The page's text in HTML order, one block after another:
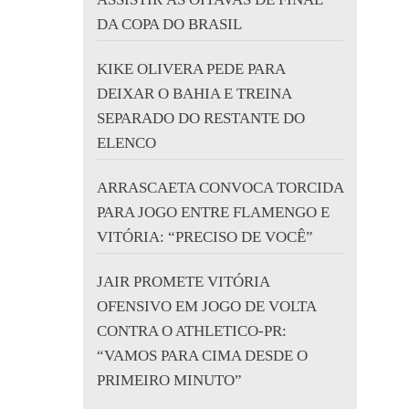
DA COPA DO BRASIL
KIKE OLIVERA PEDE PARA
DEIXAR O BAHIA E TREINA
SEPARADO DO RESTANTE DO
ELENCO
ARRASCAETA CONVOCA TORCIDA
PARA JOGO ENTRE FLAMENGO E
VITÓRIA: “PRECISO DE VOCÊ”
JAIR PROMETE VITÓRIA
OFENSIVO EM JOGO DE VOLTA
CONTRA O ATHLETICO-PR:
“VAMOS PARA CIMA DESDE O
PRIMEIRO MINUTO”